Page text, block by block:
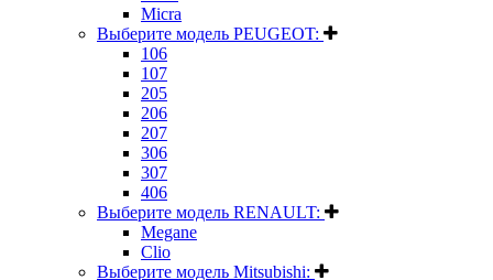
Micra
Выберите модель PEUGEOT:
106
107
205
206
207
306
307
406
Выберите модель RENAULT:
Megane
Clio
Выберите модель Mitsubishi: